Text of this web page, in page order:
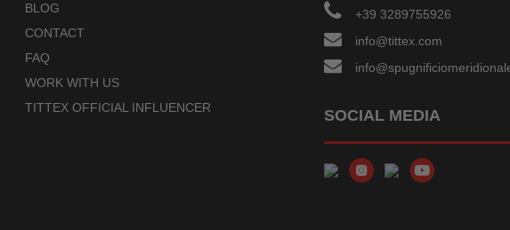
BLOG
CONTACT
FAQ
WORK WITH US
TITTEX OFFICIAL INFLUENCER
+39 3289755926
info@tittex.com
SOCIAL MEDIA